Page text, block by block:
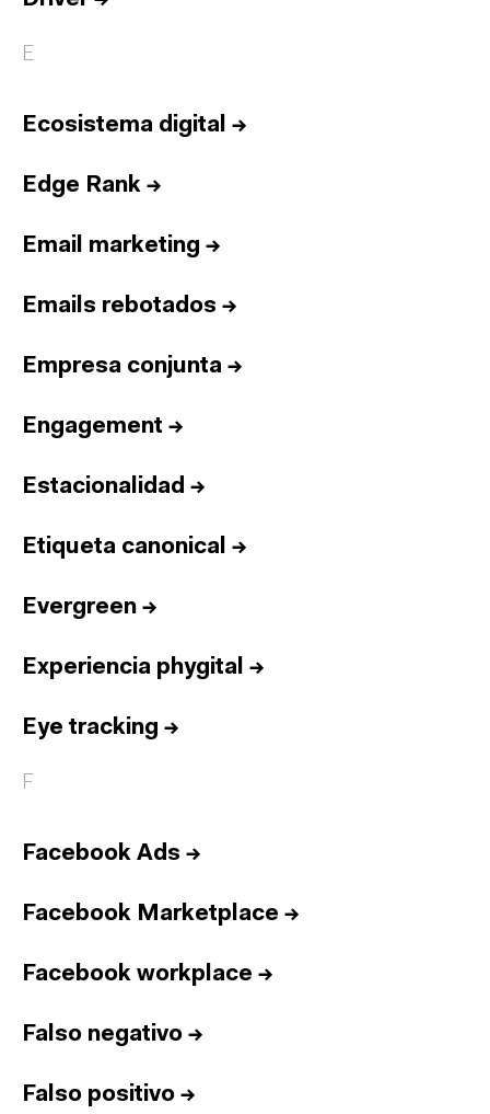
E
Ecosistema digital →
Edge Rank →
Email marketing →
Emails rebotados →
Empresa conjunta →
Engagement →
Estacionalidad →
Etiqueta canonical →
Evergreen →
Experiencia phygital →
Eye tracking →
F
Facebook Ads →
Facebook Marketplace →
Facebook workplace →
Falso negativo →
Falso positivo →